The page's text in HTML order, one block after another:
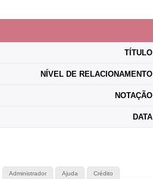
TÍTULO
NÍVEL DE RELACIONAMENTO
NOTAÇÃO
DATA
Administrador Ajuda Crédito